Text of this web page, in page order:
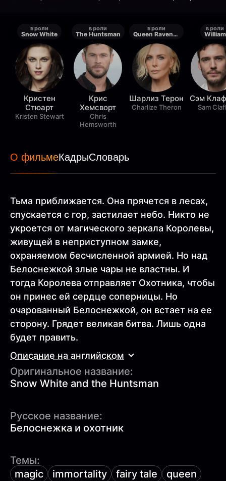
в роли
Snow White
Кристен
Стюарт
Kristen Stewart
в роли
The Huntsman
Крис
Хемсворт
Chris
Hemsworth
в роли
Queen Ravenna
Шарлиз Терон
Charlize Theron
в роли
William
Сэм
Sam
О фильмеКадрыСловарь
Тьма приближается. Она прячется в лесах,
спускается с гор, застилает небо. Никто не
укроется от магического зеркала Королевы,
живущей в неприступном замке,
охраняемом бесчисленной армией. Но над
Белоснежкой злые чары не властны. И
тогда Королева отправляет Охотника, чтобы
он принес ей сердце соперницы. Но
очарованный Белоснежкой, он встает на ее
сторону. Грядет великая битва. Лишь одна
будет править.
Описание на английском
Оригинальное название:
Snow White and the Huntsman
Русское название:
Белоснежка и охотник
Темы:
magic
immortality fairy tale
queen